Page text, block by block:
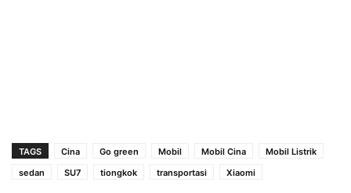
TAGS Cina Go green Mobil Mobil Cina
Mobil Listrik
sedan
SU7 tiongkok transportasi Xiaomi